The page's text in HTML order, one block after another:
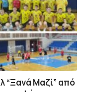
“Ξανά Μαζί” από